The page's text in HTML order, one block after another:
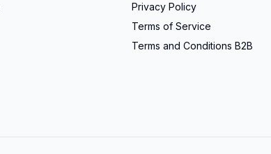
Privacy Policy
Terms of Service
Terms and Conditions B2B